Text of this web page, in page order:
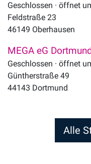
Geschlossen · öffnet
Feldstraße 23
46149 Oberhausen
MEGA eG
Geschlossen · öffnet
Güntherstraße 49
44143 Dortmund
Alle